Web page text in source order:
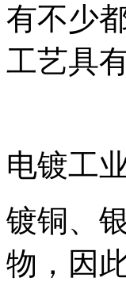
有不少
工艺具
电镀工
镀铜、
物，因